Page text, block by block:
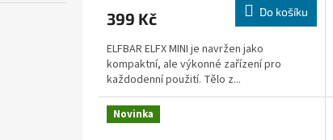
399 Kč Do košíku
ELFBAR ELFX MINI je navržen jako
kompaktní, ale výkonné zařízení pro
každodenní použití. Tělo z...
Novinka